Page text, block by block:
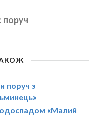
поруч
поруч з
«Малий